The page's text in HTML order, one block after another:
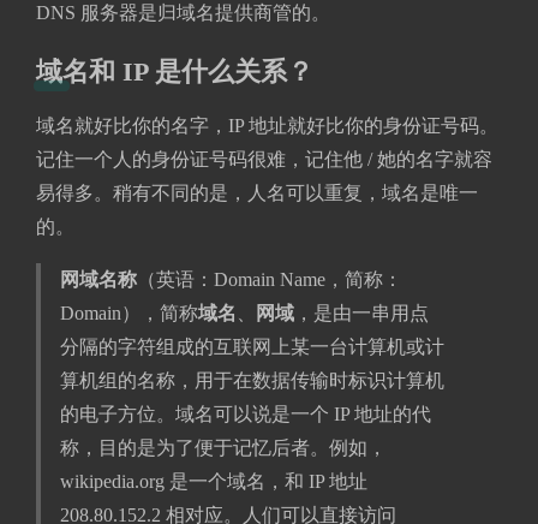
DNS 服务器是归域名提供商管的。
域名和 IP 是什么关系？
域名就好比你的名字，IP 地址就好比你的身份证号码。
记住一个人的身份证号码很难，记住他 / 她的名字就容
易得多。稍有不同的是，人名可以重复，域名是唯一
的。
网域名称 （英语：Domain Name，简称：
Domain），简称域名 、 网域 ，是由一串用点
分隔的字符组成的互联网上某一台计算机或计
算机组的名称，用于在数据传输时标识计算机
的电子方位。域名可以说是一个 IP 地址的代
称，目的是为了便于记忆后者。例如，
wikipedia.org 是一个域名，和 IP 地址
208.80.152.2 相对应。人们可以直接访问